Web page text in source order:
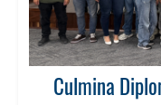
Culmina